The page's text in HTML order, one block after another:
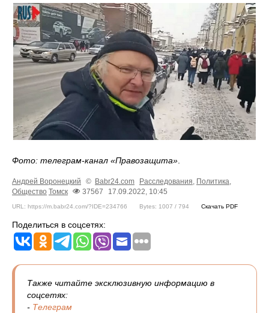
Фото: телеграм-канал «Правозащита»
Андрей Воронецкий © Babr24.com Расследования Политика
Общество Томск 37567 17.09.2022, 10:45
URL: https://m.babr24.com/?IDE=234766 Bytes: 1007 / 794 Скачать PDF
Поделиться в соцсетях:
Также читайте эксклюзивную информацию в
соцсетях:
- Телеграм